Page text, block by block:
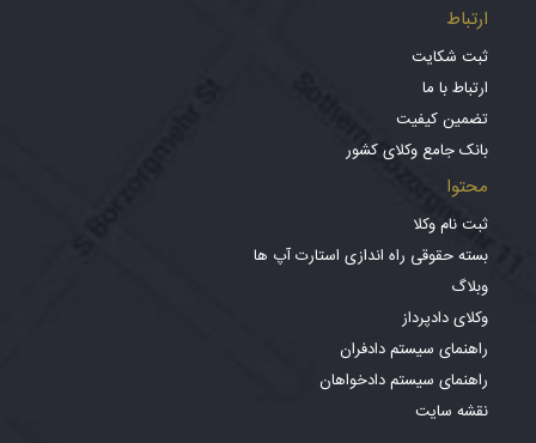
ارتباط
ثبت شکایت
ارتباط با ما
تضمین کیفیت
بانک جامع وکلای کشور
محتوا
ثبت نام وکلا
بسته حقوقی راه اندازی استارت آپ ها
وبلاگ
وکلای دادپرداز
راهنمای سیستم دادفران
راهنمای سیستم دادخواهان
نقشه سایت